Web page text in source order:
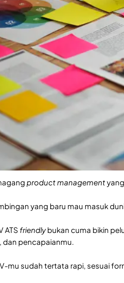
product management
yang baru mau masuk
ATS friendlybukan cuma bikin
, dan pencapaianmu.
mu sudah tertata rapi, sesuai